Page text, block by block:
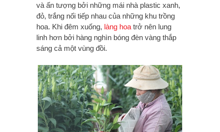
và ấn tượng bởi những mái nhà plastic xanh,
đỏ, trắng nối tiếp nhau của những khu trồng
hoa. Khi đêm xuống, làng hoa trở nên lung
linh hơn bởi hàng nghìn bóng đèn vàng thắp
sáng cả một vùng đồi.